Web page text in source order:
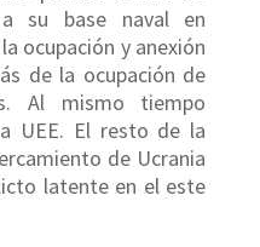
su base naval en
ocupación y anexión
de la ocupación de
Al mismo tiempo
UEE. El resto de la
de Ucrania
latente en el este